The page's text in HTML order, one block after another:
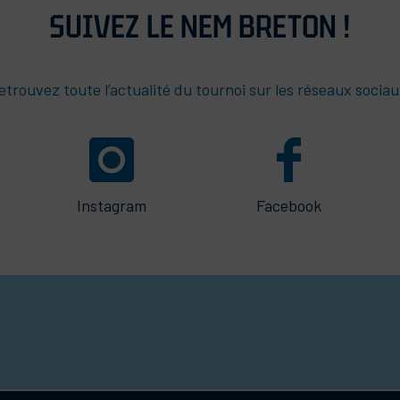
SUIVEZ LE NEM BRETON !
toute l’actualité du tournoi sur les réseaux
Instagram Facebook